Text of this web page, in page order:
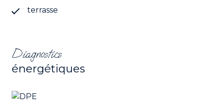
terrasse
Diagnostics
énergétiques